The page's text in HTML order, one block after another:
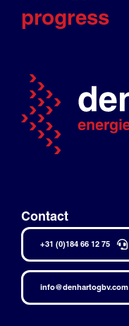
progress
Contact
+31 (0)184 66 12 75
info@denhartogbv.com